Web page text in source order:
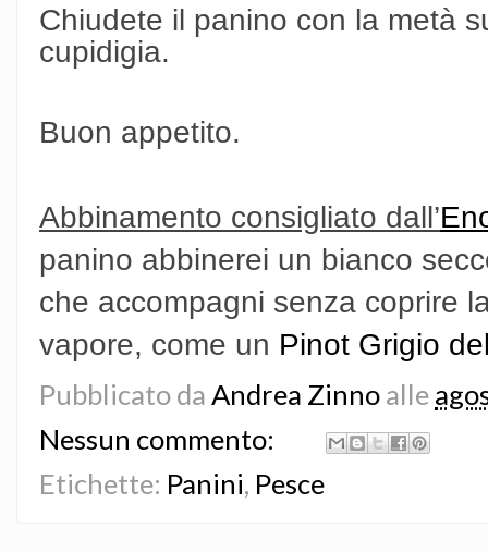
Chiudete il panino con la metà
cupidigia.
Buon appetito.
Abbinamento consigliato dall’
panino abbinerei un bianco
che accompagni senza coprire
vapore, come un Pinot Grigio
Pubblicato da Andrea Zinno alle
Nessun commento:
Etichette: Panini, Pesce